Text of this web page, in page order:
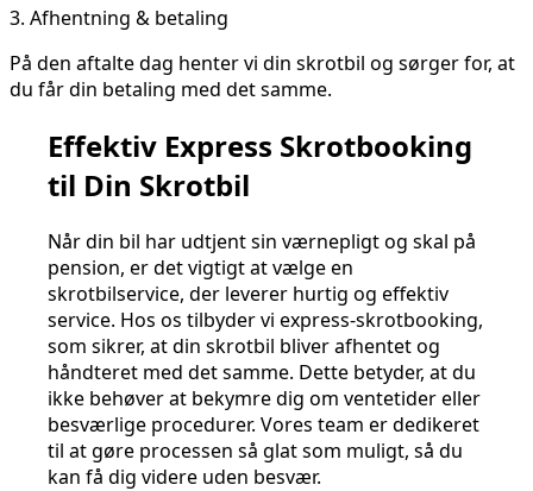
3. Afhentning & betaling
På den aftalte dag henter vi din skrotbil og sørger for, at
du får din betaling med det samme.
Effektiv Express Skrotbooking
til Din Skrotbil
Når din bil har udtjent sin værnepligt og skal på
pension, er det vigtigt at vælge en
skrotbilservice, der leverer hurtig og effektiv
service. Hos os tilbyder vi express-skrotbooking,
som sikrer, at din skrotbil bliver afhentet og
håndteret med det samme. Dette betyder, at du
ikke behøver at bekymre dig om ventetider eller
besværlige procedurer. Vores team er dedikeret
til at gøre processen så glat som muligt, så du
kan få dig videre uden besvær.